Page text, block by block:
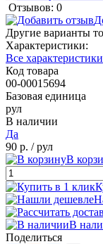
Отзывов: 0
Другие варианты
Характеристики:
Все характеристики
Код товара
00-00015694
Базовая единица
рул
В наличии
Да
90 р. / рул
В
В
Поделиться